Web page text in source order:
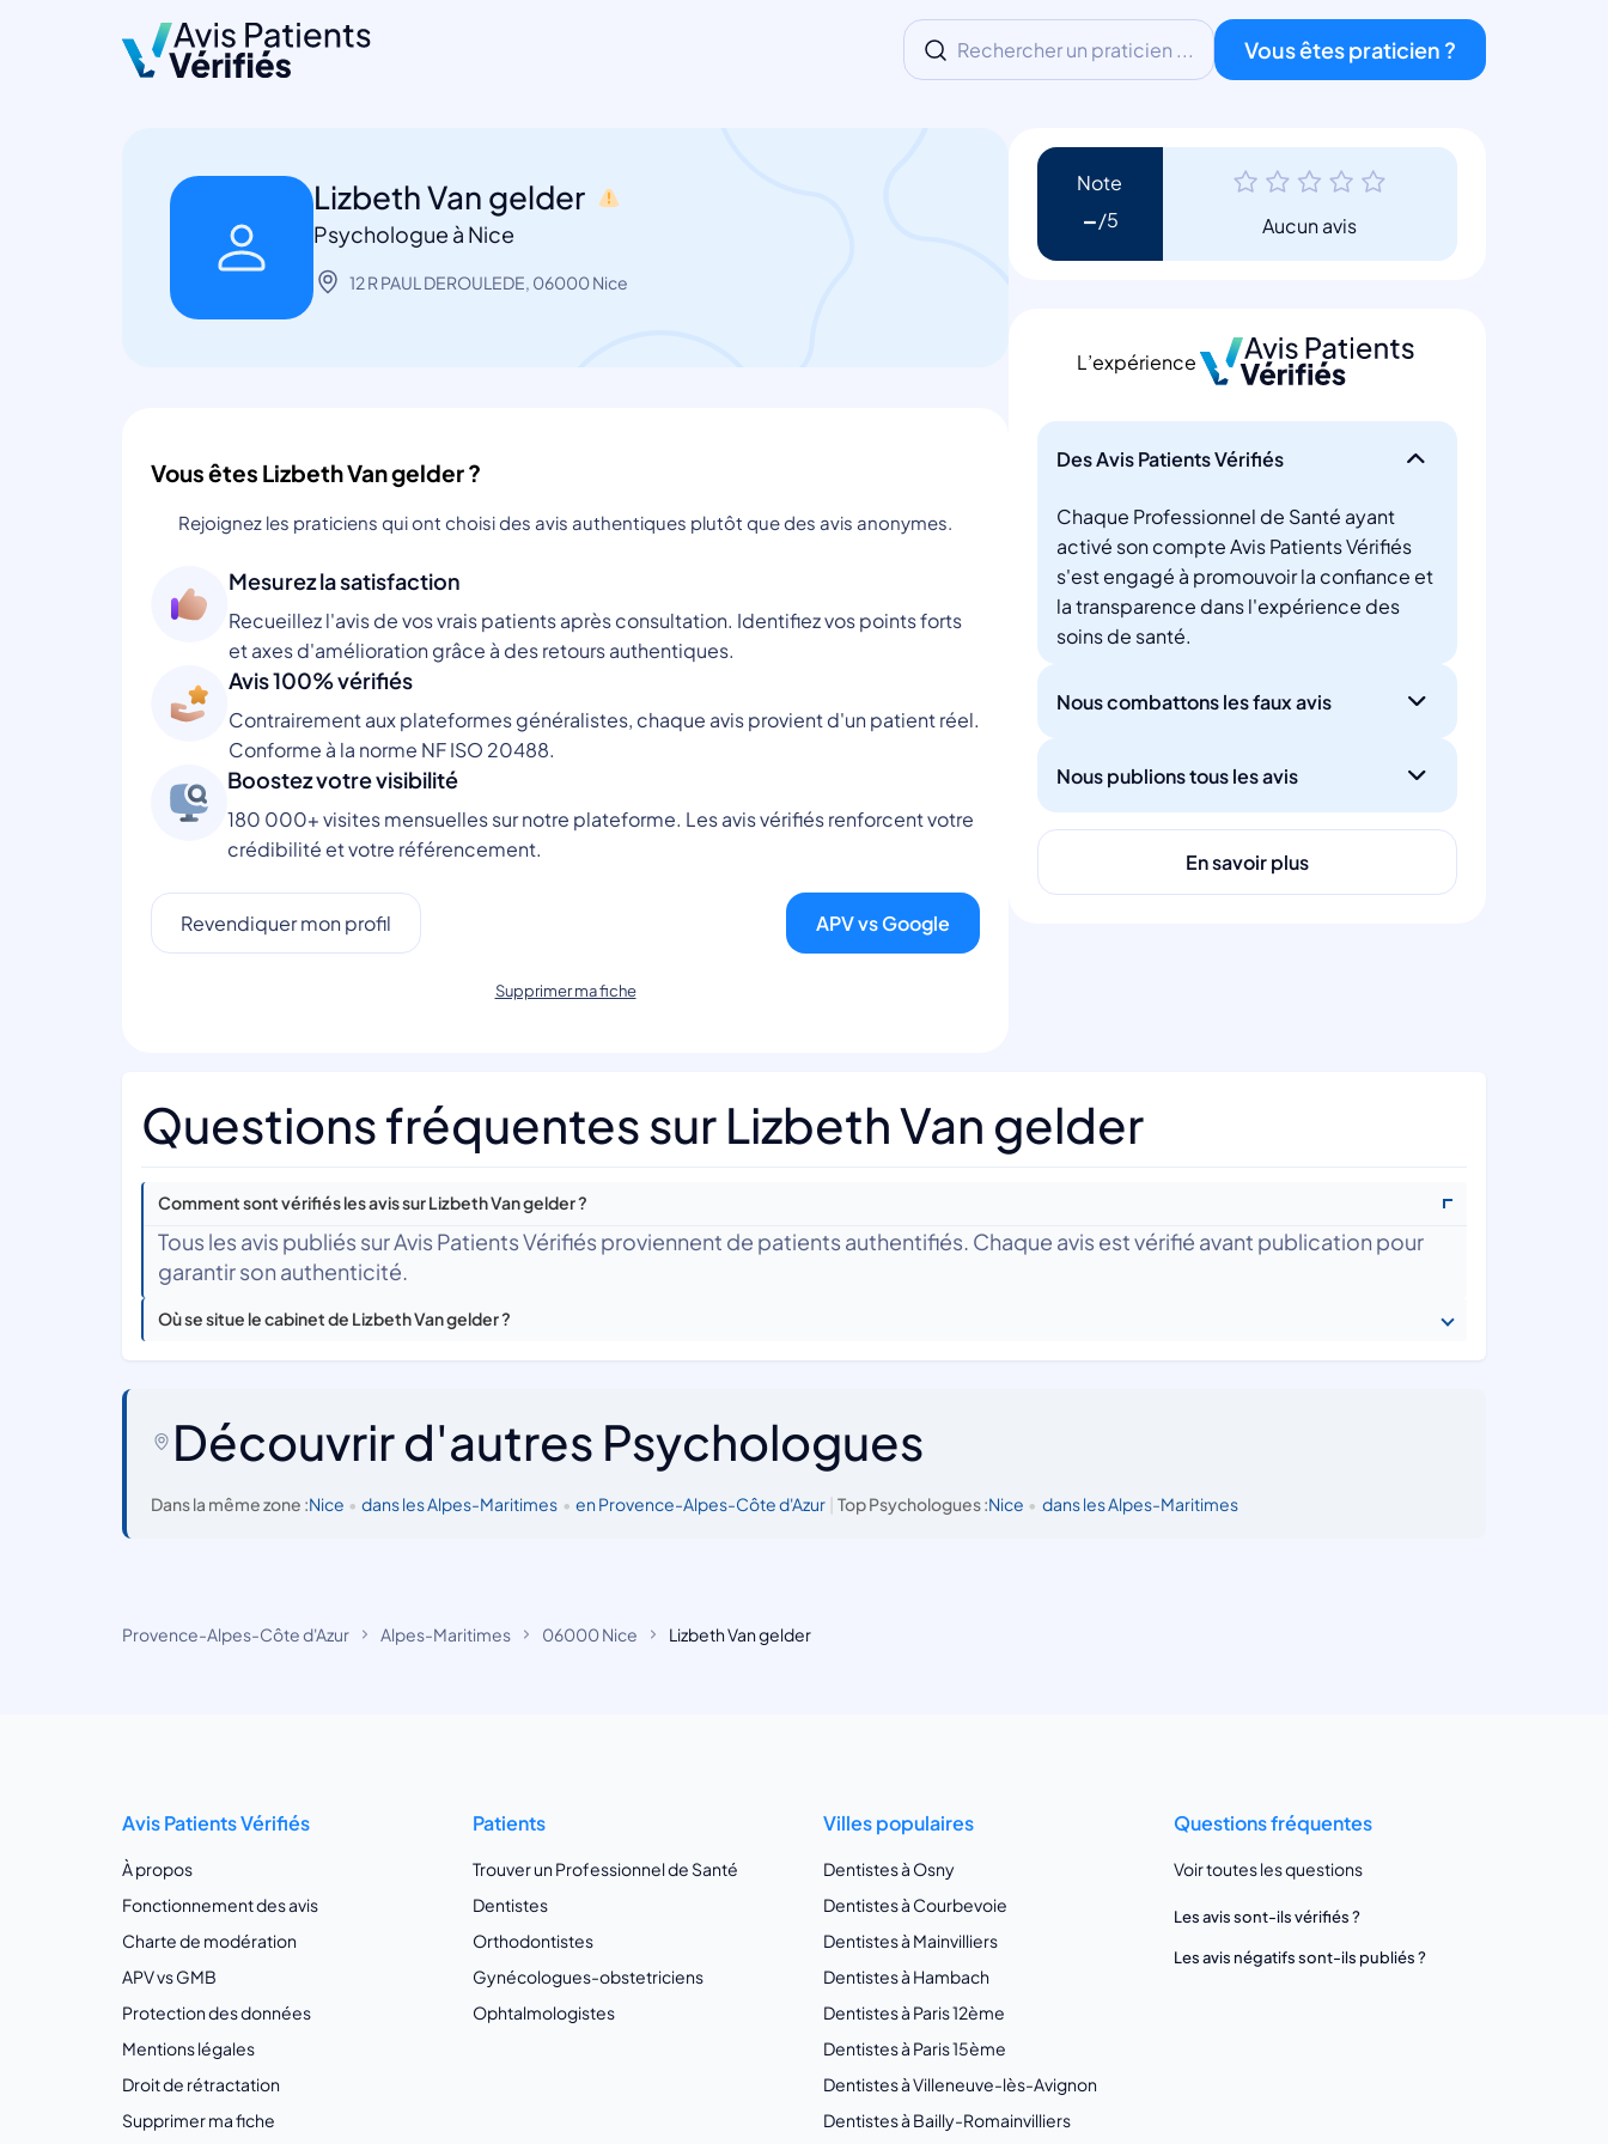
Rechercher un praticien ... Vous êtes praticien ?
Lizbeth Van gelder
Psychologue à Nice
12 R PAUL DEROULEDE, 06000 Nice
Vous êtes Lizbeth Van gelder ?
Rejoignez les praticiens qui ont choisi des avis authentiques plutôt que des avis anonymes.
Mesurez la satisfaction
Recueillez l'avis de vos vrais patients après consultation. Identifiez vos points forts
et axes d'amélioration grâce à des retours authentiques.
Avis 100% vérifiés
Contrairement aux plateformes généralistes, chaque avis provient d'un patient réel.
Conforme à la norme NF ISO 20488.
Boostez votre visibilité
180 000+ visites mensuelles sur notre plateforme. Les avis vérifiés renforcent votre
crédibilité et votre référencement.
Revendiquer mon profil APV vs Google
Supprimer ma fiche
Note
- Aucun avis
L’expérience
Des Avis Patients Vérifiés
Chaque Professionnel de Santé ayant
activé son compte Avis Patients Vérifiés
s'est engagé à promouvoir la confiance et
la transparence dans l'expérience des
soins de santé.
Nous combattons les faux avis
Nous publions tous les avis
En savoir plus
Questions fréquentes sur Lizbeth Van gelder
Comment sont vérifiés les avis sur Lizbeth Van gelder ?
Tous les avis publiés sur Avis Patients Vérifiés proviennent de patients authentifiés. Chaque avis est vérifié avant publication pour
garantir son authenticité.
Où se situe le cabinet de Lizbeth Van gelder ?
Découvrir d'autres Psychologues
Dans la même zone :Nice • dans les Alpes-Maritimes • en Provence-Alpes-Côte d'Azur | Top Psychologues :Nice • dans les Alpes-Maritimes
Provence-Alpes-Côte d'Azur Alpes-Maritimes 06000 Nice Lizbeth Van gelder
Avis Patients Vérifiés
À propos
Fonctionnement des avis
Charte de modération
APV vs GMB
Protection des données
Mentions légales
Droit de rétractation
Supprimer ma fiche
Patients
Trouver un Professionnel de Santé
Dentistes
Orthodontistes
Gynécologues-obstetriciens
Ophtalmologistes
Villes populaires
Dentistes à Osny
Dentistes à Courbevoie
Dentistes à Mainvilliers
Dentistes à Hambach
Dentistes à Paris 12ème
Dentistes à Paris 15ème
Dentistes à Villeneuve-lès-Avignon
Dentistes à Bailly-Romainvilliers
Questions fréquentes
Voir toutes les questions
Les avis sont-ils vérifiés ?
Les avis négatifs sont-ils publiés ?